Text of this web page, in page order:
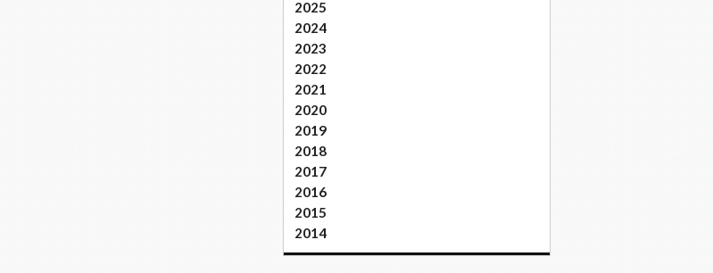
2025
2024
2023
2022
2021
2020
2019
2018
2017
2016
2015
2014